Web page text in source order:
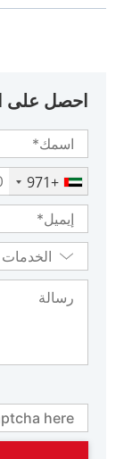
احصل على
+971